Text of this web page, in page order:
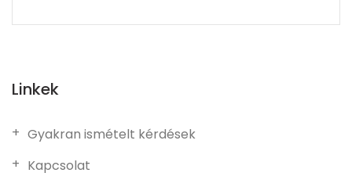
Linkek
Gyakran ismételt kérdések
Kapcsolat